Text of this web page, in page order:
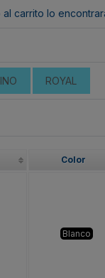
carrito lo
ROYAL
Color
Blanco